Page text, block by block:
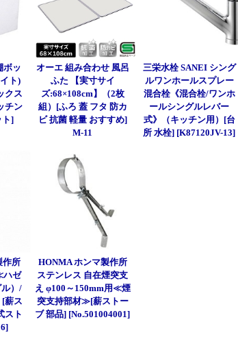
ボッ
ト)
クス
チン
]
オーエ 組み合わせ 風呂
ふた 【実寸サイ
ズ:68×108cm】（2枚
組）[ふろ 蓋 フタ 防カ
ビ 抗菌 軽量 おすすめ]
M-11
三栄水栓 SANEI シング
ルワンホールスプレー
混合栓《混合栓/ワンホ
ールシングルレバー
式》（キッチン用）[台
所 水栓] [K87120JV-13]
作所
ハゼ
）/
薪ス
スト
HONMA ホンマ製作所
ステンレス 自在煙突支
え φ100～150mm用≪煙
突支持部材≫[薪ストー
ブ 部品] [No.501004001]